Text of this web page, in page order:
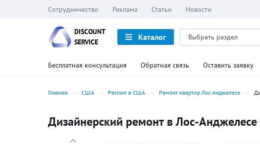
Сотрудничество Реклама Статьи Новости
DISCOUNT
SERVICE
Каталог
Бесплатная консультация Обратная связь Оставить заявку
Главная США Ремонт в США Ремонт квартир Лос-Анджелесе
Дизайнерский ремонт в Лос-